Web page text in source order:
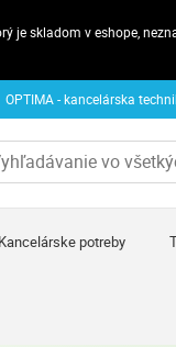
je skladom v eshope,
OPTIMA - kancelárska
Kancelárske potreby